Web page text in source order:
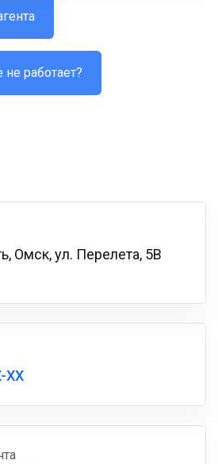
работает?
Омск, ул. Перелета, 5В
XX